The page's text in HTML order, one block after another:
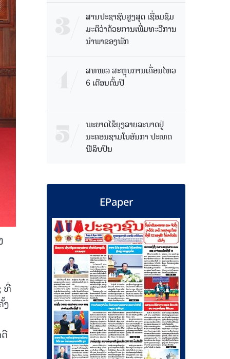
ທີ່
ງ
ສານປະຊາຊົນສູງສຸດ ເຊື່ອມຊຶມ
ມະຕິວ່າດ້ວຍການເພີ່ມທະວີການ
ນຳພາຂອງພັກ
ສທໜລ ສະຫຼຸບການເຄື່ອນໄຫວ
6 ເດືອນຕົ້ນປີ
ພະຍາດໄຂ້ຍຸງລາຍລະບາດຢູ່
ນະຄອນຊາມໂບ​ອັນກາ ປະເທດ
ຟີລິບປິນ
EPaper